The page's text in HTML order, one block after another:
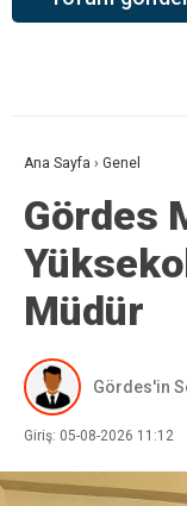
Ana Sayfa › Genel
Gördes
Müdür
Gördes'in
Giriş: 05-08-2026 11:12